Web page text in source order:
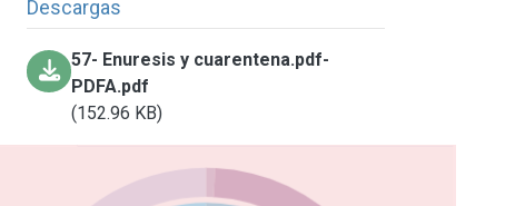
Descargas
57- Enuresis y cuarentena.pdf-
PDFA.pdf
(152.96 KB)